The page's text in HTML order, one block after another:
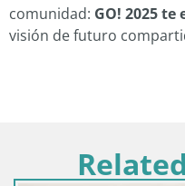
comunidad: GO! 2025 te
visión de futuro